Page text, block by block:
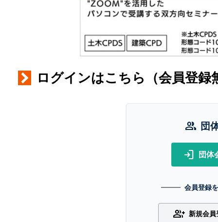
ログインはこちら（会員登録
group 団
login 団体
会員登録
group_add 新規会